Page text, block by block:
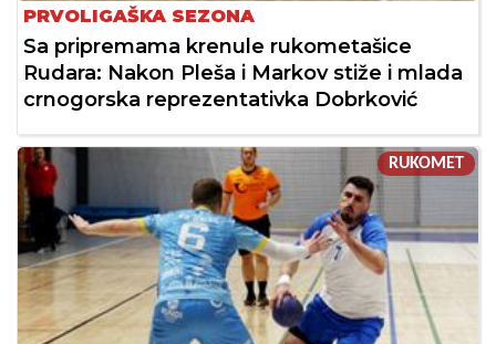
PRVOLIGAŠKA SEZONA
Sa pripremama krenule rukometašice
Rudara: Nakon Pleša i Markov stiže i mlada
crnogorska reprezentativka Dobrković
RUKOMET